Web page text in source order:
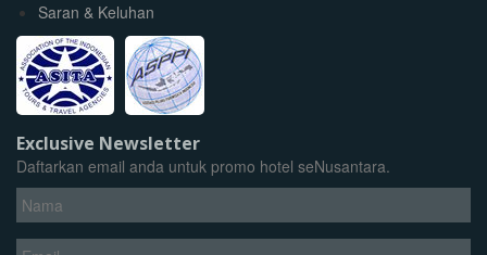
Saran & Keluhan
Exclusive Newsletter
Daftarkan email anda untuk promo hotel seNusantara.